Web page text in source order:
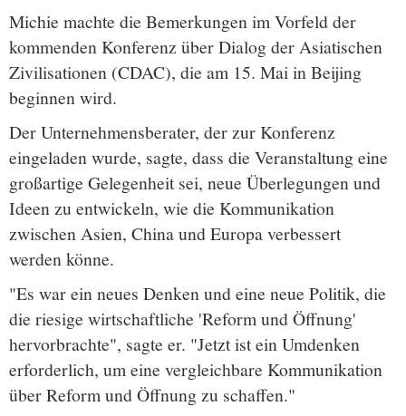
Michie machte die Bemerkungen im Vorfeld der
kommenden Konferenz über Dialog der Asiatischen
Zivilisationen (CDAC), die am 15. Mai in Beijing
beginnen wird.
Der Unternehmensberater, der zur Konferenz
eingeladen wurde, sagte, dass die Veranstaltung eine
großartige Gelegenheit sei, neue Überlegungen und
Ideen zu entwickeln, wie die Kommunikation
zwischen Asien, China und Europa verbessert
werden könne.
"Es war ein neues Denken und eine neue Politik, die
die riesige wirtschaftliche 'Reform und Öffnung'
hervorbrachte", sagte er. "Jetzt ist ein Umdenken
erforderlich, um eine vergleichbare Kommunikation
über Reform und Öffnung zu schaffen."